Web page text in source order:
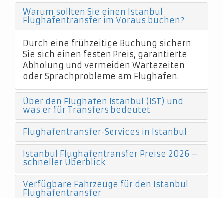
Warum sollten Sie einen Istanbul
Flughafentransfer im Voraus buchen?
Durch eine frühzeitige Buchung sichern
Sie sich einen festen Preis, garantierte
Abholung und vermeiden Wartezeiten
oder Sprachprobleme am Flughafen.
Über den Flughafen Istanbul (IST) und
was er für Transfers bedeutet
Flughafentransfer-Services in Istanbul
Istanbul Flughafentransfer Preise 2026 –
schneller Überblick
Verfügbare Fahrzeuge für den Istanbul
Flughafentransfer